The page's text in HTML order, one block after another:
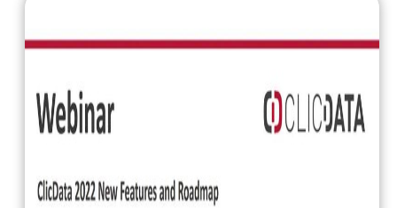
Analyse Statistique &
ML
Notre blog